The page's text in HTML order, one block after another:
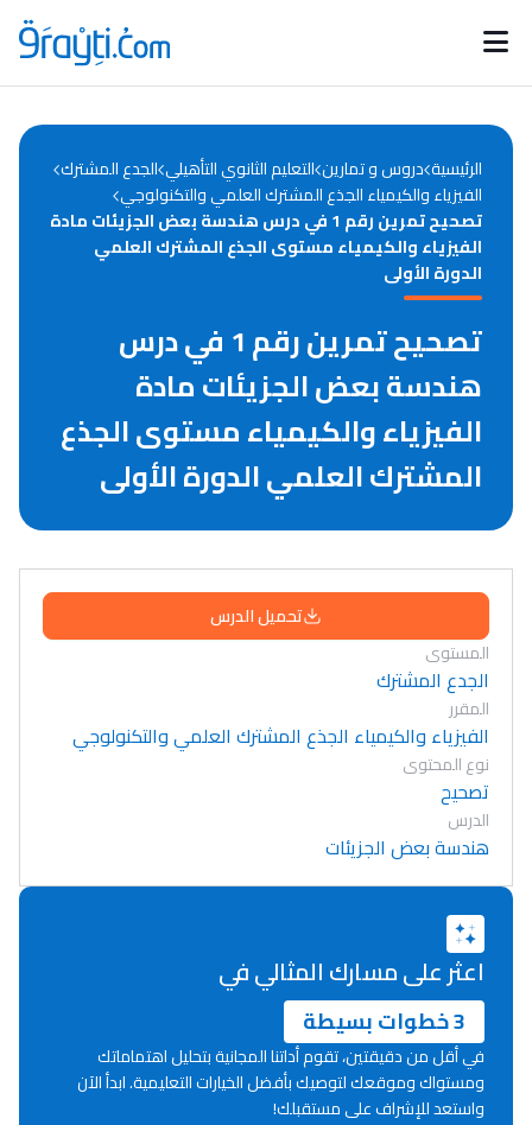
Catégories
d'actualités
Annonces bourses
Lycée Maroc
التعليم الثانوي التأهيلي
الرئيسية دروس و تمارين التعليم الثانوي التأهيلي الجدع المشترك
الفيزياء والكيمياء الجذع المشترك العلمي والتكنولوجي
تصحيح تمرين رقم 1 في درس هندسة بعض الجزيئات مادة
الفيزياء والكيمياء مستوى الجذع المشترك العلمي
الدورة الأولى
تصحيح تمرين رقم 1 في درس
هندسة بعض الجزيئات مادة
الفيزياء والكيمياء مستوى الجذع
المشترك العلمي الدورة الأولى
تحميل الدرس
المستوى
الجدع المشترك
المقرر
الفيزياء والكيمياء الجذع المشترك العلمي والتكنولوجي
نوع المحتوى
تصحيح
الدرس
هندسة بعض الجزيئات
اعثر على مسارك المثالي في
3 خطوات بسيطة
في أقل من دقيقتين، تقوم أداتنا المجانية بتحليل اهتماماتك
ومستواك وموقعك لتوصيك بأفضل الخيارات التعليمية. ابدأ الآن
واستعد للإشراف على مستقبلك!